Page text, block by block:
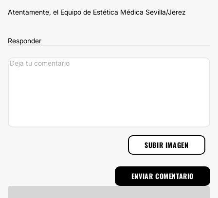
Atentamente, el Equipo de Estética Médica Sevilla/Jerez
Responder
SUBIR IMAGEN